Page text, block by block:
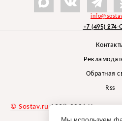
+7 (495)
Обратная
Rss
© Sostav.ru 1998-2026
агентства